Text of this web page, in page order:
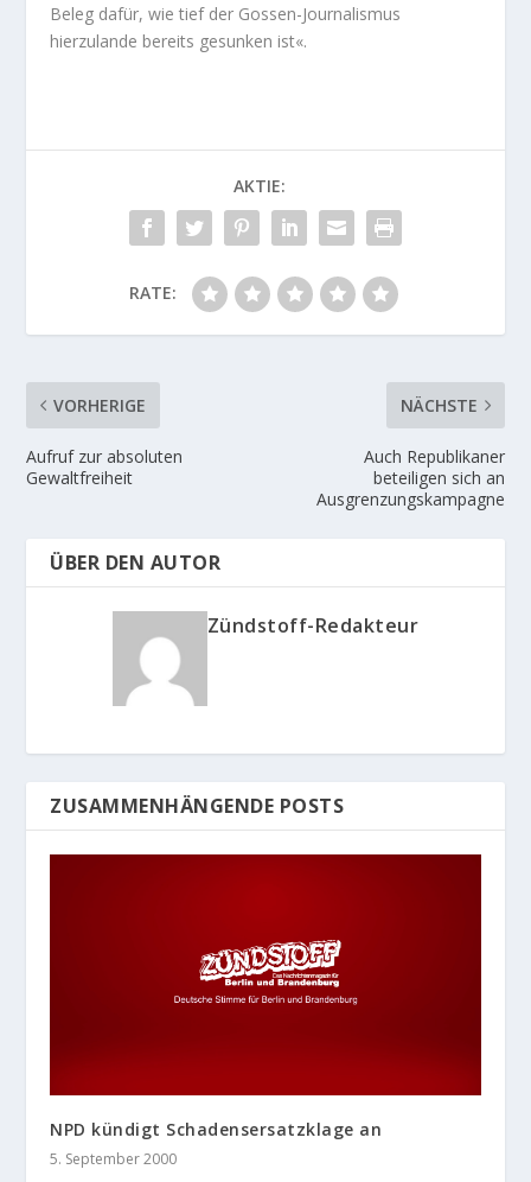
Beleg dafür, wie tief der Gossen-Journalismus
hierzulande bereits gesunken ist«.
AKTIE:
RATE:
VORHERIGE
Aufruf zur absoluten
Gewaltfreiheit
NÄCHSTE
Auch Republikaner
beteiligen sich an
Ausgrenzungskampagne
ÜBER DEN AUTOR
Zündstoff-Redakteur
ZUSAMMENHÄNGENDE POSTS
NPD kündigt Schadensersatzklage an
5. September 2000